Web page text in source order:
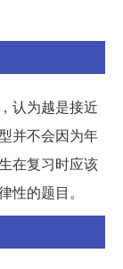
认为越是接近
并不会因为年
在复习时应该
的题目。